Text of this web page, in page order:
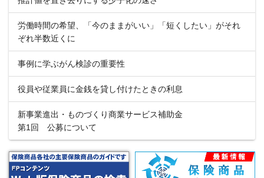
労働時間の希望、「今のままがいい」「短くしたい」がそれ
ぞれ半数近くに
事例に学ぶがん検診の重要性
役員や従業員に金銭を貸し付けたときの利息
新事業進出・ものづくり商業サービス補助金
第1回 公募について